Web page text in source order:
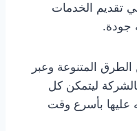
الخدمات
جودة.
المتنوعة وعبر
ليتمكن كل
بأسرع وقت